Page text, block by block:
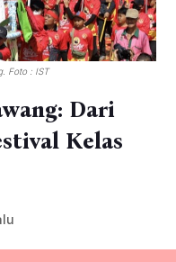
Foto : IST
Dari
Kelas